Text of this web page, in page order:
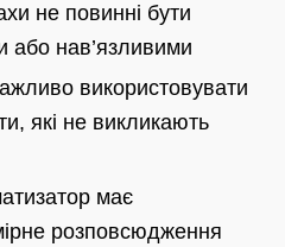
не повинні бути
або нав’язливими
використовувати
які не викликають
має
розповсюдження